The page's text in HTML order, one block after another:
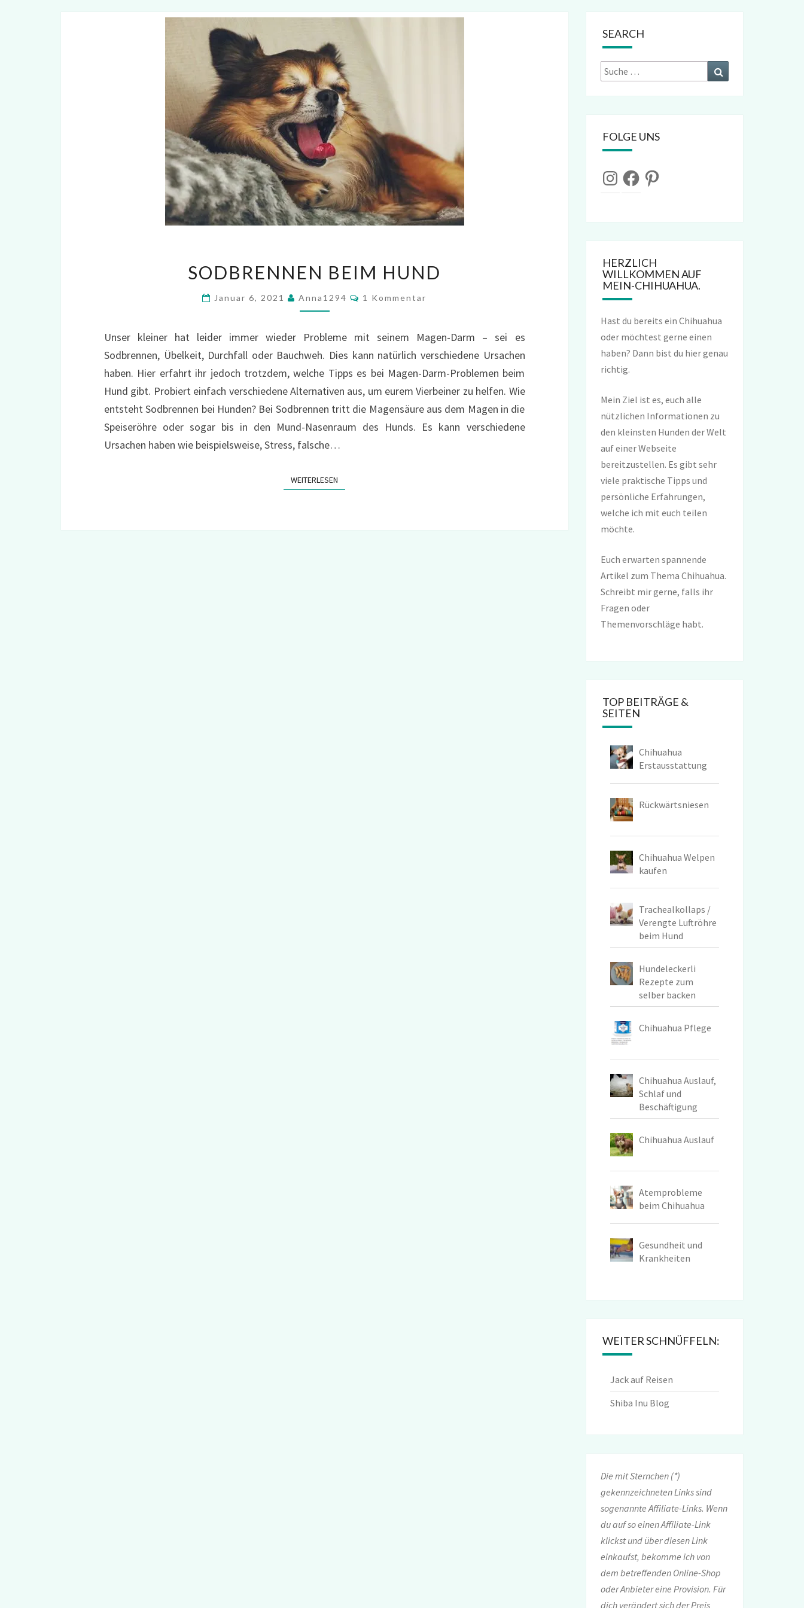
BEIM
SODBRENNEN BEIM HUND
Januar 6, 2021 Anna1294 Kommentare
1 Kommentar
Unser kleiner hat leider immer wieder Probleme mit seinem Magen-Darm – sei es
Sodbrennen, Übelkeit, Durchfall oder Bauchweh. Dies kann natürlich verschiedene Ursachen
haben. Hier erfahrt ihr jedoch trotzdem, welche Tipps es bei Magen-Darm-Problemen beim
Hund gibt. Probiert einfach verschiedene Alternativen aus, um eurem Vierbeiner zu helfen. Wie
entsteht Sodbrennen bei Hunden? Bei Sodbrennen tritt die Magensäure aus dem Magen in die
Speiseröhre oder sogar bis in den Mund-Nasenraum des Hunds. Es kann verschiedene
Ursachen haben wie beispielsweise, Stress, falsche…
WEITERLESEN
SEARCH
Suche
nach:
FOLGE UNS
InstagramFacebookPinterest
HERZLICH
WILLKOMMEN AUF
MEIN-CHIHUAHUA.
Hast du bereits ein Chihuahua
oder möchtest gerne einen
haben? Dann bist du hier genau
richtig.
Mein Ziel ist es, euch alle
nützlichen Informationen zu
den kleinsten Hunden der Welt
auf einer Webseite
bereitzustellen. Es gibt sehr
viele praktische Tipps und
persönliche Erfahrungen,
welche ich mit euch teilen
möchte.
Euch erwarten spannende
Artikel zum Thema Chihuahua.
Schreibt mir gerne, falls ihr
Fragen oder
Themenvorschläge habt.
TOP BEITRÄGE &
SEITEN
Chihuahua
Erstausstattung
Rückwärtsniesen
Chihuahua Welpen
kaufen
Trachealkollaps /
Verengte Luftröhre
beim Hund
Hundeleckerli
Rezepte zum
selber backen
Chihuahua Pflege
Chihuahua Auslauf,
Schlaf und
Beschäftigung
Chihuahua Auslauf
Atemprobleme
beim Chihuahua
Gesundheit und
Krankheiten
WEITER SCHNÜFFELN:
Jack auf Reisen
Shiba Inu Blog
Die mit Sternchen (*)
gekennzeichneten Links sind
sogenannte Affiliate-Links. Wenn
du auf so einen Affiliate-Link
klickst und über diesen Link
einkaufst, bekomme ich von
dem betreffenden Online-Shop
oder Anbieter eine Provision. Für
dich verändert sich der Preis